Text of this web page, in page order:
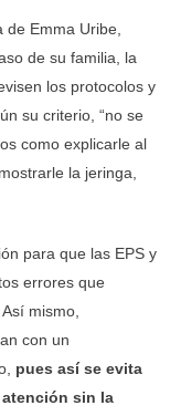
de Emma Uribe,
de su familia, la
los protocolos y
su criterio, “no se
como explicarle al
la jeringa,
para que las EPS y
errores que
mismo,
con un
pues así se evita
sin la